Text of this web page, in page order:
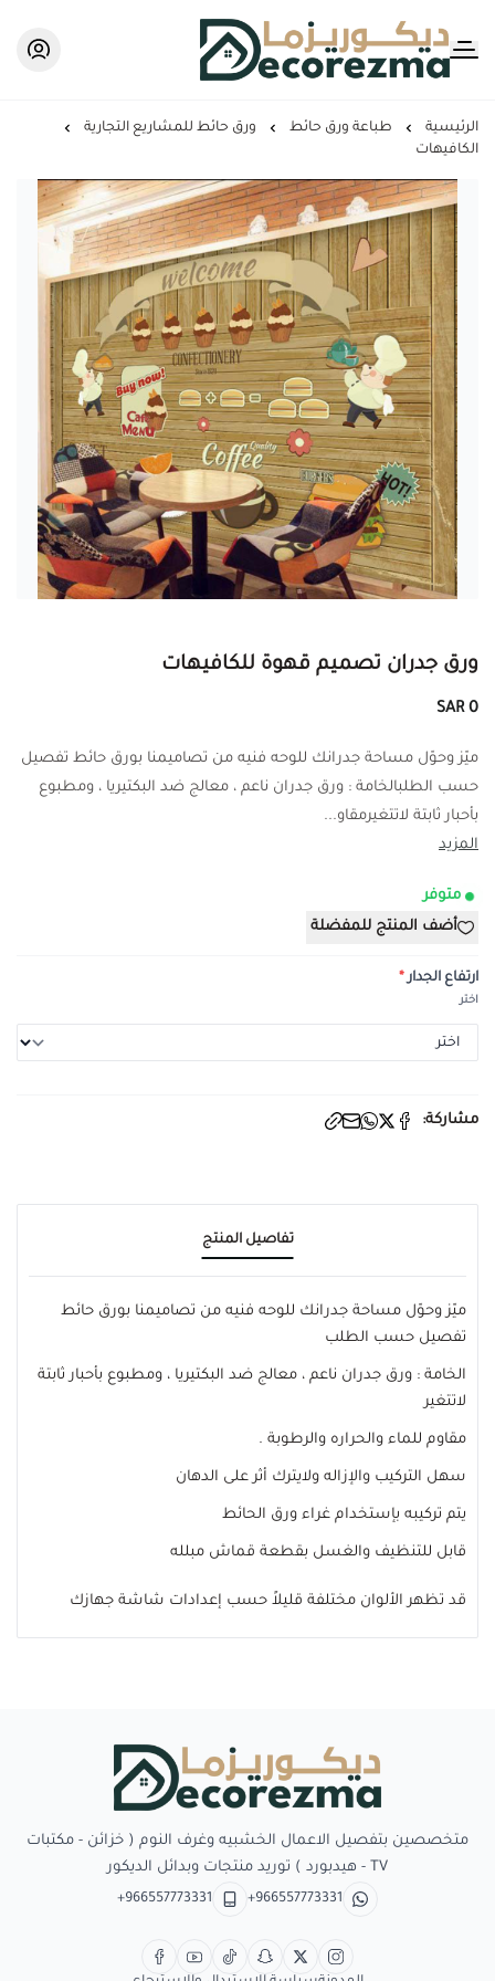
Decorezma
الرئيسية طباعة ورق حائط
ورق حائط للمشاريع التجارية
الكافيهات
ورق جدران تصميم قهوة للكافيهات
0 SAR
ميّز وحوّل مساحة جدرانك للوحه فنيه من تصاميمنا بورق حائط تفصيل
حسب الطلبالخامة : ورق جدران ناعم ، معالج ضد البكتيريا ، ومطبوع
بأحبار ثابتة لاتتغيرمقاو...
المزيد
متوفر
أضف المنتج للمفضلة
ارتفاع الجدار*
اختر
مشاركة:
تفاصيل المنتج
ميّز وحوّل مساحة جدرانك للوحه فنيه من تصاميمنا بورق حائط
تفصيل حسب الطلب
الخامة : ورق جدران ناعم ، معالج ضد البكتيريا ، ومطبوع بأحبار ثابتة
لاتتغير
مقاوم للماء والحراره والرطوبة .
سهل التركيب والإزاله ولايترك أثر على الدهان
يتم تركيبه بإستخدام غراء ورق الحائط
قابل للتنظيف والغسل بقطعة قماش مبلله
قد تظهر الألوان مختلفة قليلاً حسب إعدادات شاشة جهازك
متخصصين بتفصيل الاعمال الخشبيه وغرف النوم ( خزائن - مكتبات
TV - هيدبورد ) توريد منتجات وبدائل الديكور
+966557773331
+966557773331